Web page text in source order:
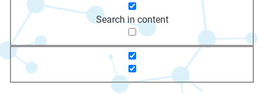
Search in content